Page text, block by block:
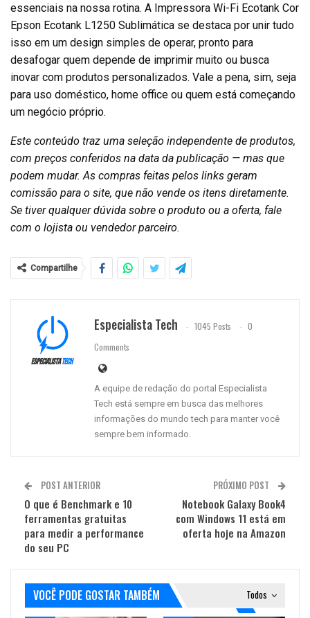
essenciais na nossa rotina. A Impressora Wi-Fi Ecotank Cor
Epson Ecotank L1250 Sublimática se destaca por unir tudo
isso em um design simples de operar, pronto para
desafogar quem depende de imprimir muito ou busca
inovar com produtos personalizados. Vale a pena, sim, seja
para uso doméstico, home office ou quem está começando
um negócio próprio.
Este conteúdo traz uma seleção independente de produtos,
com preços conferidos na data da publicação — mas que
podem mudar. As compras feitas pelos links geram
comissão para o site, que não vende os itens diretamente.
Se tiver qualquer dúvida sobre o produto ou a oferta, fale
com o lojista ou vendedor parceiro.
Compartilhe
Especialista Tech 1045 Posts
0
Comments
A equipe de redação do portal Especialista
Tech está sempre em busca das melhores
informações do mundo tech para manter você
sempre bem informado.
POST ANTERIOR
O que é Benchmark e 10
ferramentas gratuitas
para medir a performance
do seu PC
PRÓXIMO POST
Notebook Galaxy Book4
com Windows 11 está em
oferta hoje na Amazon
Todos
VOCÊ PODE GOSTAR TAMBÉM